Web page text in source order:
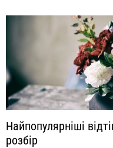
Найпопулярніші
розбір